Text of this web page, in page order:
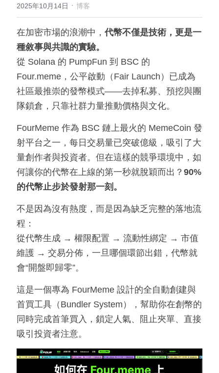
2025年10月14日 · 博客
在加密市場的浪潮中， 代幣不僅是技術，更是一
種敘事與共識的實驗。
從 Solana 的 PumpFun 到 BSC 的
Four.meme，公平啟動（Fair Launch）已成為
社區最推崇的發幣模式——去掉私募、預挖與團
隊鎖倉，只靠社群力量推動價格與文化。
FourMeme 作為 BSC 鏈上最火的 MemeCoin 發
射平台之一，每日交易量已突破億級，吸引了大
量創作者與投資者。但在這樣的競爭環境中，如
何讓你的代幣在上線的第一秒就脫穎而出？ 90%
的代幣止步於發射那一刻。
不是因為沒有熱度，而是因為缺乏完整的落地流
程：
從代幣生成 → 權限配置 → 流動性綁定 → 市值
維護 → 交易分佈，一旦哪個環節出錯，代幣就
會“開盤即歸零”。
這是一個專為 FourMeme 設計的全自動創建與
首買工具（Bundler System），幫助你在創幣的
同時完成首筆買入，鎖定人氣、阻止夾單、直接
吸引投資者注意。